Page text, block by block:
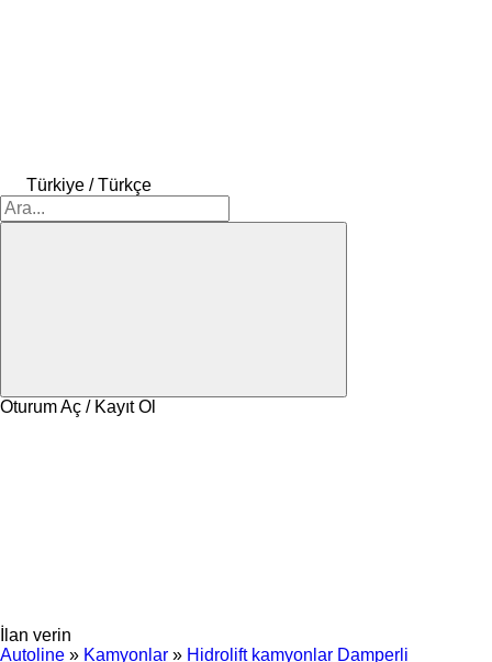
Türkiye / Türkçe
Oturum Aç / Kayıt Ol
İlan verin
Autoline » Kamyonlar » Hidrolift kamyonlar Damperli